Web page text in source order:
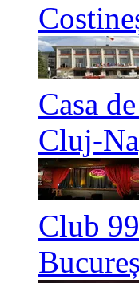
Casa
Cluj-
Club 99